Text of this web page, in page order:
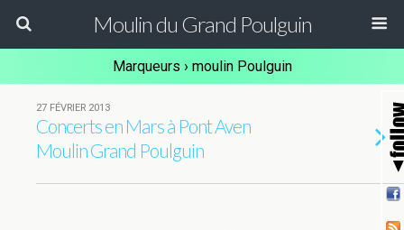
Moulin du Grand Poulguin
Marqueurs › moulin Poulguin
27 FÉVRIER 2013
Concerts en Mars à Pont Aven
Moulin Grand Poulguin